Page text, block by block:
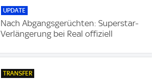
UPDATE
Nach Abgangsgerüchten: Superstar-
Verlängerung bei Real offiziell
TRANSFER